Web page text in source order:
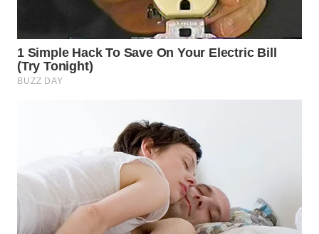
CIREBON
WN
WN
MAJALENGKA